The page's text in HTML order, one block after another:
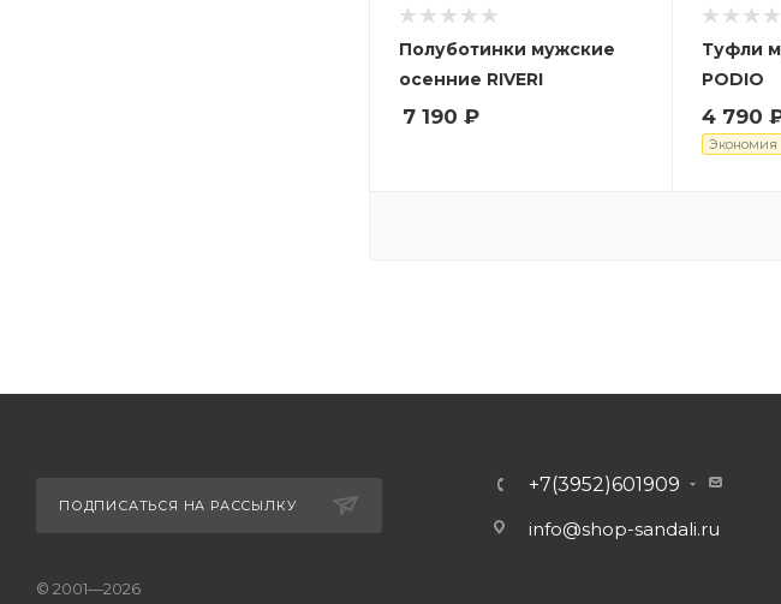
Полуботинки мужские
осенние RIVERI
7 190 ₽
Туфли
PODIO
4 790
Экономия
ПОДПИСАТЬСЯ НА РАССЫЛКУ
© 2001—2026
+7(3952)601909
info@shop-sandali.ru